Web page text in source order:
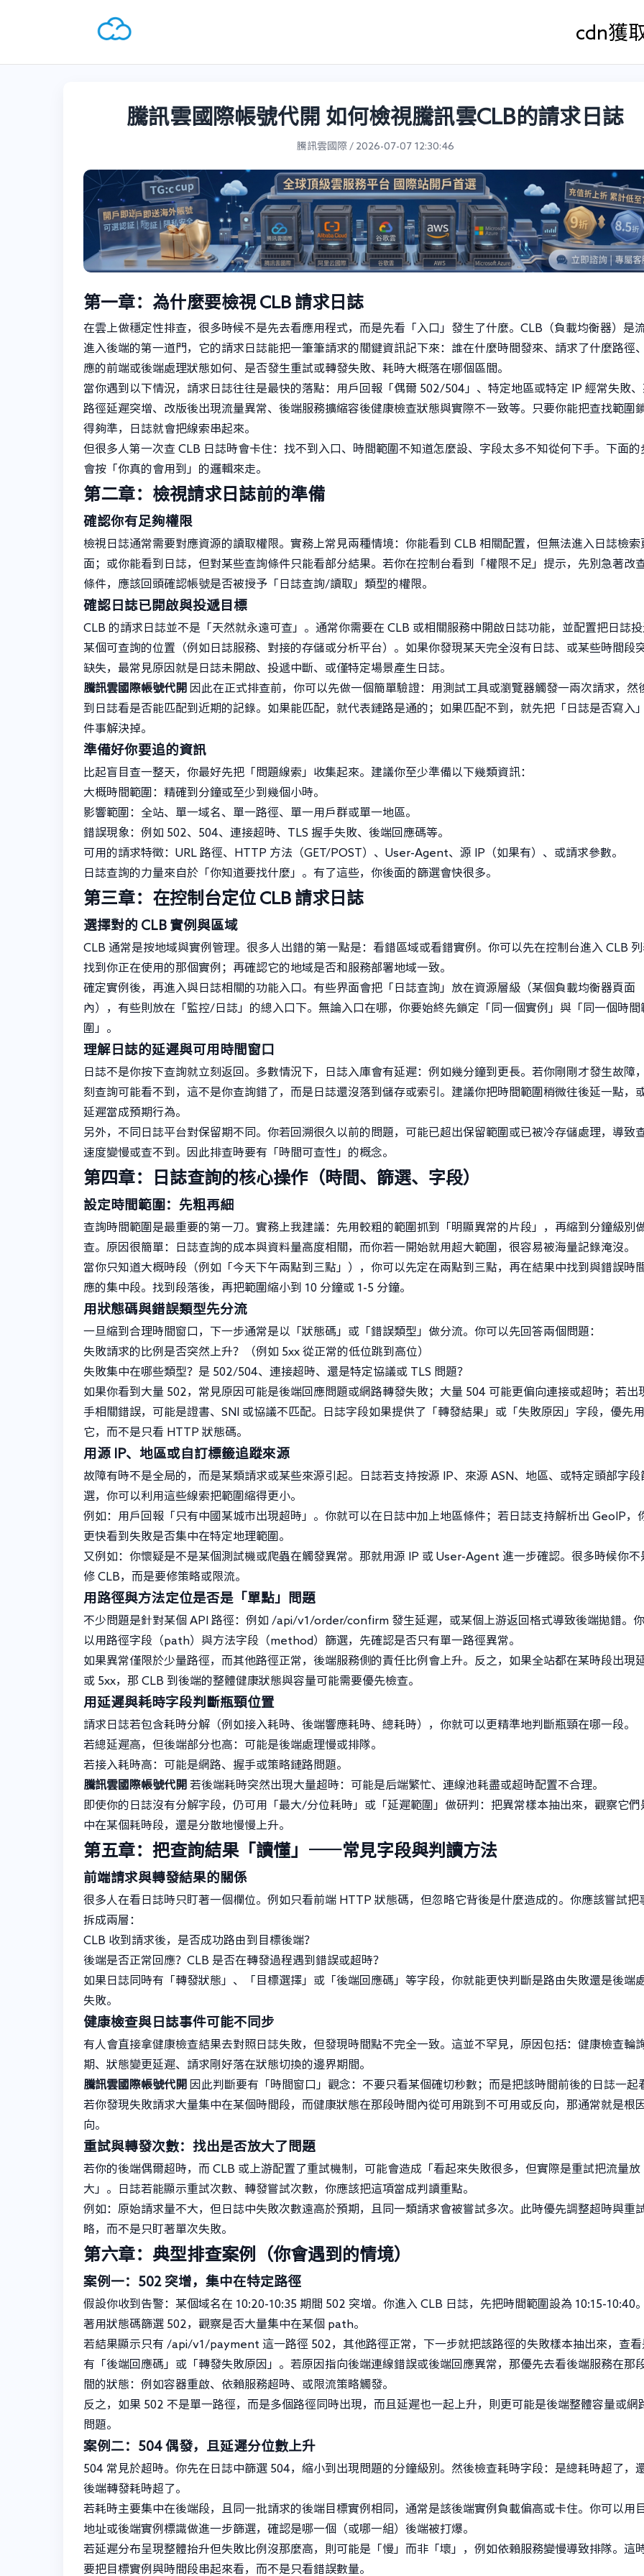
cdn獲
騰訊雲國際帳號代開 如何檢視騰訊雲CLB的請求日誌
騰訊雲國際 / 2026-07-07 12:30:46
第一章：為什麼要檢視 CLB 請求日誌
在雲上做穩定性排查，很多時候不是先去看應用程式，而是先看「入口」發生了什麼。CLB（負載均衡器）是
進入後端的第一道門，它的請求日誌能把一筆筆請求的關鍵資訊記下來：誰在什麼時間發來、請求了什麼路徑
應的前端或後端處理狀態如何、是否發生重試或轉發失敗、耗時大概落在哪個區間。
當你遇到以下情況，請求日誌往往是最快的落點：用戶回報「偶爾 502/504」、特定地區或特定 IP 經常失敗、
路徑延遲突增、改版後出現流量異常、後端服務擴縮容後健康檢查狀態與實際不一致等。只要你能把查找範圍
得夠準，日誌就會把線索串起來。
但很多人第一次查 CLB 日誌時會卡住：找不到入口、時間範圍不知道怎麼設、字段太多不知從何下手。下面的
會按「你真的會用到」的邏輯來走。
第二章：檢視請求日誌前的準備
確認你有足夠權限
檢視日誌通常需要對應資源的讀取權限。實務上常見兩種情境：你能看到 CLB 相關配置，但無法進入日誌檢索
面；或你能看到日誌，但對某些查詢條件只能看部分結果。若你在控制台看到「權限不足」提示，先別急著改
條件，應該回頭確認帳號是否被授予「日誌查詢/讀取」類型的權限。
確認日誌已開啟與投遞目標
CLB 的請求日誌並不是「天然就永遠可查」。通常你需要在 CLB 或相關服務中開啟日誌功能，並配置把日誌投
某個可查詢的位置（例如日誌服務、對接的存儲或分析平台）。如果你發現某天完全沒有日誌、或某些時間段
缺失，最常見原因就是日誌未開啟、投遞中斷、或僅特定場景產生日誌。
騰訊雲國際帳號代開 因此在正式排查前，你可以先做一個簡單驗證：用測試工具或瀏覽器觸發一兩次請求，然
到日誌看是否能匹配到近期的記錄。如果能匹配，就代表鏈路是通的；如果匹配不到，就先把「日誌是否寫入
件事解決掉。
準備好你要追的資訊
比起盲目查一整天，你最好先把「問題線索」收集起來。建議你至少準備以下幾類資訊：
大概時間範圍：精確到分鐘或至少到幾個小時。
影響範圍：全站、單一域名、單一路徑、單一用戶群或單一地區。
錯誤現象：例如 502、504、連接超時、TLS 握手失敗、後端回應碼等。
可用的請求特徵：URL 路徑、HTTP 方法（GET/POST）、User-Agent、源 IP（如果有）、或請求參數。
日誌查詢的力量來自於「你知道要找什麼」。有了這些，你後面的篩選會快很多。
第三章：在控制台定位 CLB 請求日誌
選擇對的 CLB 實例與區域
CLB 通常是按地域與實例管理。很多人出錯的第一點是：看錯區域或看錯實例。你可以先在控制台進入 CLB 列
找到你正在使用的那個實例；再確認它的地域是否和服務部署地域一致。
確定實例後，再進入與日誌相關的功能入口。有些界面會把「日誌查詢」放在資源層級（某個負載均衡器頁面
內），有些則放在「監控/日誌」的總入口下。無論入口在哪，你要始終先鎖定「同一個實例」與「同一個時間
圍」。
理解日誌的延遲與可用時間窗口
日誌不是你按下查詢就立刻返回。多數情況下，日誌入庫會有延遲：例如幾分鐘到更長。若你剛剛才發生故障
刻查詢可能看不到，這不是你查詢錯了，而是日誌還沒落到儲存或索引。建議你把時間範圍稍微往後延一點，
延遲當成預期行為。
另外，不同日誌平台對保留期不同。你若回溯很久以前的問題，可能已超出保留範圍或已被冷存儲處理，導致
速度變慢或查不到。因此排查時要有「時間可查性」的概念。
第四章：日誌查詢的核心操作（時間、篩選、字段）
設定時間範圍：先粗再細
查詢時間範圍是最重要的第一刀。實務上我建議：先用較粗的範圍抓到「明顯異常的片段」，再縮到分鐘級別
查。原因很簡單：日誌查詢的成本與資料量高度相關，而你若一開始就用超大範圍，很容易被海量記錄淹沒。
當你只知道大概時段（例如「今天下午兩點到三點」），你可以先定在兩點到三點，再在結果中找到與錯誤時
應的集中段。找到段落後，再把範圍縮小到 10 分鐘或 1-5 分鐘。
用狀態碼與錯誤類型先分流
一旦縮到合理時間窗口，下一步通常是以「狀態碼」或「錯誤類型」做分流。你可以先回答兩個問題：
失敗請求的比例是否突然上升？（例如 5xx 從正常的低位跳到高位）
失敗集中在哪些類型？是 502/504、連接超時、還是特定協議或 TLS 問題？
如果你看到大量 502，常見原因可能是後端回應問題或網路轉發失敗；大量 504 可能更偏向連接或超時；若出
手相關錯誤，可能是證書、SNI 或協議不匹配。日誌字段如果提供了「轉發結果」或「失敗原因」字段，優先用
它，而不是只看 HTTP 狀態碼。
用源 IP、地區或自訂標籤追蹤來源
故障有時不是全局的，而是某類請求或某些來源引起。日誌若支持按源 IP、來源 ASN、地區、或特定頭部字段
選，你可以利用這些線索把範圍縮得更小。
例如：用戶回報「只有中國某城市出現超時」。你就可以在日誌中加上地區條件；若日誌支持解析出 GeoIP，
更快看到失敗是否集中在特定地理範圍。
又例如：你懷疑是不是某個測試機或爬蟲在觸發異常。那就用源 IP 或 User-Agent 進一步確認。很多時候你不
修 CLB，而是要修策略或限流。
用路徑與方法定位是否是「單點」問題
不少問題是針對某個 API 路徑：例如 /api/v1/order/confirm 發生延遲，或某個上游返回格式導致後端拋錯。
以用路徑字段（path）與方法字段（method）篩選，先確認是否只有單一路徑異常。
如果異常僅限於少量路徑，而其他路徑正常，後端服務側的責任比例會上升。反之，如果全站都在某時段出現
或 5xx，那 CLB 到後端的整體健康狀態與容量可能需要優先檢查。
用延遲與耗時字段判斷瓶頸位置
請求日誌若包含耗時分解（例如接入耗時、後端響應耗時、總耗時），你就可以更精準地判斷瓶頸在哪一段。
若總延遲高，但後端部分也高：可能是後端處理慢或排隊。
若接入耗時高：可能是網路、握手或策略鏈路問題。
騰訊雲國際帳號代開 若後端耗時突然出現大量超時：可能是后端繁忙、連線池耗盡或超時配置不合理。
即使你的日誌沒有分解字段，仍可用「最大/分位耗時」或「延遲範圍」做研判：把異常樣本抽出來，觀察它們
中在某個耗時段，還是分散地慢慢上升。
第五章：把查詢結果「讀懂」——常見字段與判讀方法
前端請求與轉發結果的關係
很多人在看日誌時只盯著一個欄位。例如只看前端 HTTP 狀態碼，但忽略它背後是什麼造成的。你應該嘗試把
拆成兩層：
CLB 收到請求後，是否成功路由到目標後端？
後端是否正常回應？CLB 是否在轉發過程遇到錯誤或超時？
如果日誌同時有「轉發狀態」、「目標選擇」或「後端回應碼」等字段，你就能更快判斷是路由失敗還是後端
失敗。
健康檢查與日誌事件可能不同步
有人會直接拿健康檢查結果去對照日誌失敗，但發現時間點不完全一致。這並不罕見，原因包括：健康檢查輪
期、狀態變更延遲、請求剛好落在狀態切換的邊界期間。
騰訊雲國際帳號代開 因此判斷要有「時間窗口」觀念：不要只看某個確切秒數；而是把該時間前後的日誌一起
若你發現失敗請求大量集中在某個時間段，而健康狀態在那段時間內從可用跳到不可用或反向，那通常就是根
向。
重試與轉發次數：找出是否放大了問題
若你的後端偶爾超時，而 CLB 或上游配置了重試機制，可能會造成「看起來失敗很多，但實際是重試把流量放
大」。日誌若能顯示重試次數、轉發嘗試次數，你應該把這項當成判讀重點。
例如：原始請求量不大，但日誌中失敗次數遠高於預期，且同一類請求會被嘗試多次。此時優先調整超時與重
略，而不是只盯著單次失敗。
第六章：典型排查案例（你會遇到的情境）
案例一：502 突增，集中在特定路徑
假設你收到告警：某個域名在 10:20-10:35 期間 502 突增。你進入 CLB 日誌，先把時間範圍設為 10:15-10:40
著用狀態碼篩選 502，觀察是否大量集中在某個 path。
若結果顯示只有 /api/v1/payment 這一路徑 502，其他路徑正常，下一步就把該路徑的失敗樣本抽出來，查看
有「後端回應碼」或「轉發失敗原因」。若原因指向後端連線錯誤或後端回應異常，那優先去看後端服務在那
間的狀態：例如容器重啟、依賴服務超時、或限流策略觸發。
反之，如果 502 不是單一路徑，而是多個路徑同時出現，而且延遲也一起上升，則更可能是後端整體容量或網
問題。
案例二：504 偶發，且延遲分位數上升
504 常見於超時。你先在日誌中篩選 504，縮小到出現問題的分鐘級別。然後檢查耗時字段：是總耗時超了，
後端轉發耗時超了。
若耗時主要集中在後端段，且同一批請求的後端目標實例相同，通常是該後端實例負載偏高或卡住。你可以用
地址或後端實例標識做進一步篩選，確認是哪一個（或哪一組）後端被打爆。
若延遲分布呈現整體抬升但失敗比例沒那麼高，則可能是「慢」而非「壞」，例如依賴服務變慢導致排隊。這
要把目標實例與時間段串起來看，而不是只看錯誤數量。